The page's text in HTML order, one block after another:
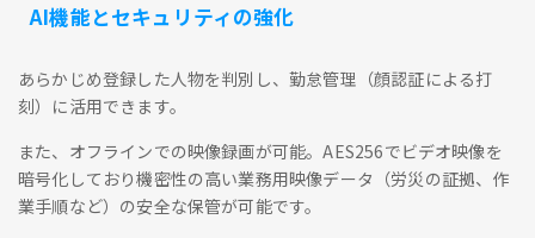
AI機能とセキュリティの強化
あらかじめ登録した人物を判別し、勤怠管理（顔認証による打
刻）に活用できます。
また、オフラインでの映像録画が可能。AES256でビデオ映像を
暗号化しており機密性の高い業務用映像データ（労災の証拠、作
業手順など）の安全な保管が可能です。